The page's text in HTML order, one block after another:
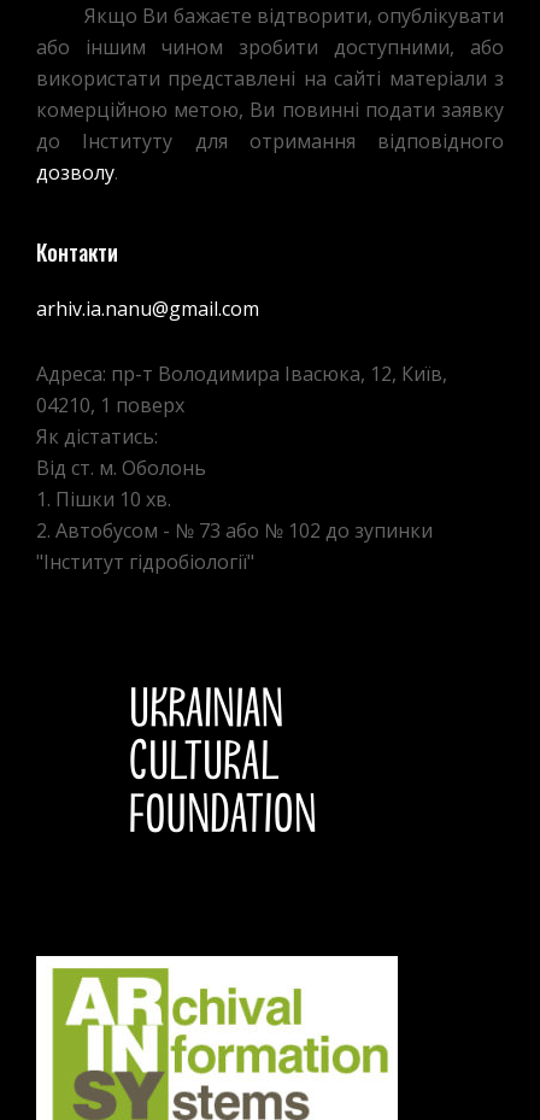
Якщо Ви бажаєте відтворити, опублікувати
або іншим чином зробити доступними, або
використати представлені на сайті матеріали з
комерційною метою, Ви повинні подати заявку
до Інституту для отримання відповідного
дозволу.
Контакти
arhiv.ia.nanu@gmail.com
Адреса: пр-т Володимира Івасюка, 12, Київ,
04210, 1 поверх
Як дістатись:
Від ст. м. Оболонь
1. Пішки 10 хв.
2. Автобусом - № 73 або № 102 до зупинки
"Інститут гідробіології"